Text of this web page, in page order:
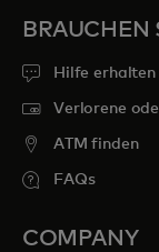
BRAUCHEN
Hilfe erhalten
Verlorene
ATM finden
FAQs
COMPANY